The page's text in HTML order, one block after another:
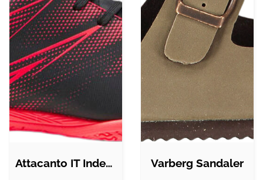
Attacanto IT Indendørssko Varberg Sandaler